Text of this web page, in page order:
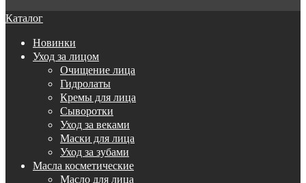
Каталог
Новинки
Уход за лицом
Очищение лица
Гидролаты
Кремы для лица
Сыворотки
Уход за веками
Маски для лица
Уход за зубами
Масла косметические
Масло для лица